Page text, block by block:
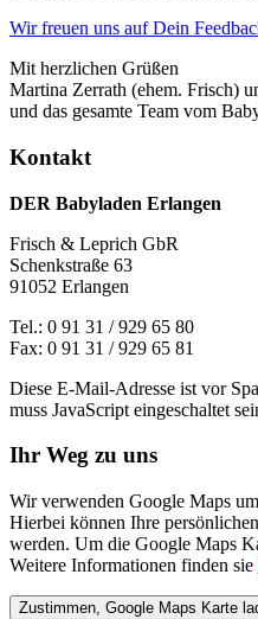
Wir freuen uns auf Dein
Mit herzlichen Grüßen
Martina Zerrath (ehem. Frisch)
und das gesamte Team vom
Kontakt
DER Babyladen Erlangen
Frisch & Leprich GbR
Schenkstraße 63
91052 Erlangen
Tel.: 0 91 31 / 929 65 80
Fax: 0 91 31 / 929 65 81
Diese E-Mail-Adresse ist vor
muss JavaScript eingeschaltet
Ihr Weg zu uns
Wir verwenden Google Maps
Hierbei können Ihre
werden. Um die Google Maps
Weitere Informationen finden sie